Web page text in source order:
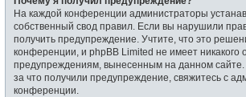
На каждой конференции администраторы
собственный свод правил. Если вы нарушили
получить предупреждение. Учтите, что это
конференции, и phpBB Limited не имеет никакого
предупреждениям, вынесенным на данном сайте.
за что получили предупреждение, свяжитесь с
конференции.